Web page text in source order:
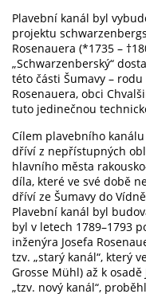
Plavební kanál byl
projektu
Rosenauera (*1735 –
„Schwarzenberský“
této části Šumavy –
Rosenauera, obci
tuto jedinečnou
Cílem plavebního
dříví z nepřístupných
hlavního města
díla, které ve své době
dříví ze Šumavy do
Plavební kanál byl
byl v letech 1789–1793
inženýra Josefa
tzv. „starý kanál“, který
Grosse Mühl) až k
„tzv. nový kanál“,